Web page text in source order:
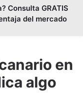
Consulta GRATIS
del mercado
en
algo